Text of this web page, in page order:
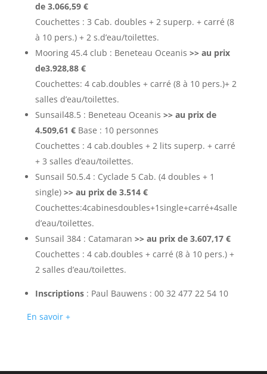
de 3.066,59 €
Couchettes : 3 Cab. doubles + 2 superp. + carré (8
à 10 pers.) + 2 s.d’eau/toilettes.
Mooring 45.4 club : Beneteau Oceanis >> au prix
de3.928,88 €
Couchettes: 4 cab.doubles + carré (8 à 10 pers.)+ 2
salles d’eau/toilettes.
Sunsail48.5 : Beneteau Oceanis >> au prix de
4.509,61 €Base : 10 personnes
Couchettes : 4 cab.doubles + 2 lits superp. + carré
+ 3 salles d’eau/toilettes.
Sunsail 50.5.4 : Cyclade 5 Cab. (4 doubles + 1
single) >> au prix de 3.514 €
Couchettes:4cabinesdoubles+1single+carré+4salle
d’eau/toilettes.
Sunsail 384 : Catamaran >> au prix de 3.607,17 €
Couchettes : 4 cab.doubles + carré (8 à 10 pers.) +
2 salles d’eau/toilettes.
Inscriptions : Paul Bauwens : 00 32 477 22 54 10
En savoir +